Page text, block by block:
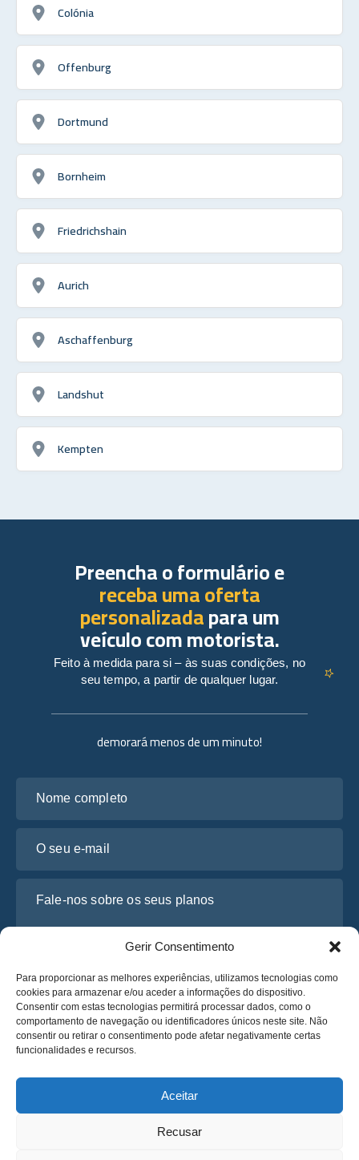
Gerir Consentimento
Para proporcionar as melhores experiências, utilizamos tecnologias como
cookies para armazenar e/ou aceder a informações do dispositivo.
Consentir com estas tecnologias permitirá processar dados, como o
comportamento de navegação ou identificadores únicos neste site. Não
consentir ou retirar o consentimento pode afetar negativamente certas
funcionalidades e recursos.
Aceitar
Recusar
Colónia
Offenburg
Dortmund
Bornheim
Friedrichshain
Aurich
Aschaffenburg
Landshut
Kempten
demorará menos de um minuto!
Li e concordo com a
Obtenha um Orçamento
Obtenha um Orçamento
Preencha o formulário e
receba uma oferta
personalizadapara um
veículo com motorista.
Feito à medida para si – às suas condições, no
seu tempo, a partir de qualquer lugar.